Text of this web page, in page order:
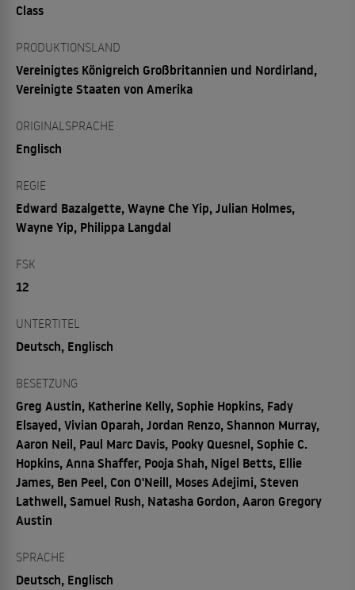
Class
PRODUKTIONSLAND
Vereinigtes Königreich Großbritannien und Nordirland,
Vereinigte Staaten von Amerika
ORIGINALSPRACHE
Englisch
REGIE
Edward Bazalgette, Wayne Che Yip, Julian Holmes,
Wayne Yip, Philippa Langdal
FSK
12
UNTERTITEL
Deutsch, Englisch
BESETZUNG
Greg Austin, Katherine Kelly, Sophie Hopkins, Fady
Elsayed, Vivian Oparah, Jordan Renzo, Shannon Murray,
Aaron Neil, Paul Marc Davis, Pooky Quesnel, Sophie C.
Hopkins, Anna Shaffer, Pooja Shah, Nigel Betts, Ellie
James, Ben Peel, Con O'Neill, Moses Adejimi, Steven
Lathwell, Samuel Rush, Natasha Gordon, Aaron Gregory
Austin
SPRACHE
Deutsch, Englisch